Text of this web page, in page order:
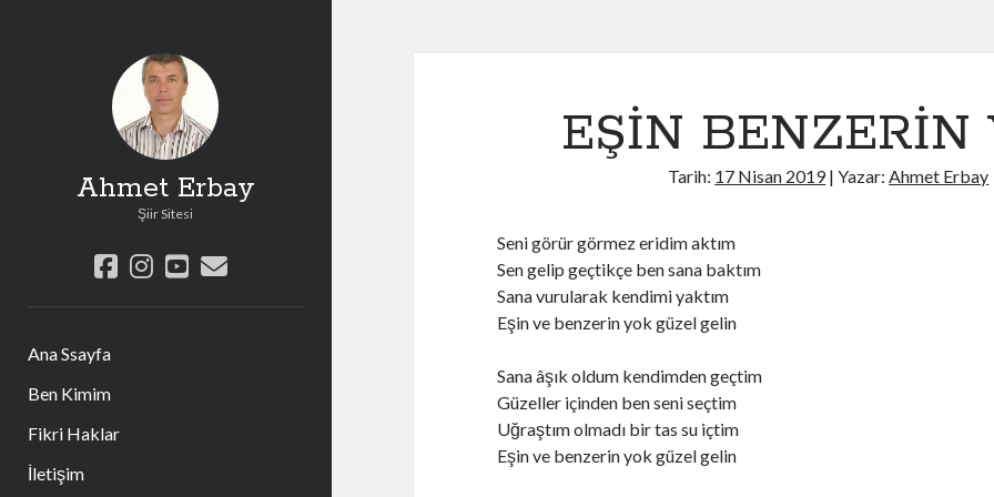
Ahmet Erbay
Şiir Sitesi
facebook
instagram
youtube
e-
Ana Ssayfa
Ben Kimim
Fikri Haklar
İletişim
EŞİN BENZERİN
Tarih: 17 Nisan 2019| Yazar:Ahmet Erbay
Seni görür görmez eridim aktım
Sen gelip geçtikçe ben sana baktım
Sana vurularak kendimi yaktım
Eşin ve benzerin yok güzel gelin
Sana âşık oldum kendimden geçtim
Güzeller içinden ben seni seçtim
Uğraştım olmadı bir tas su içtim
Eşin ve benzerin yok güzel gelin